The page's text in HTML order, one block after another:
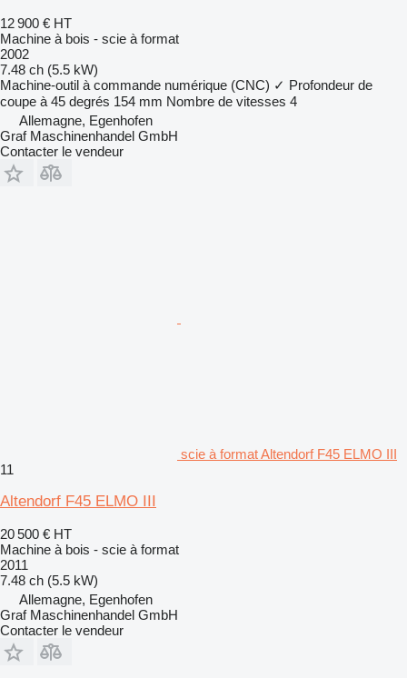
12 900 € HT
Machine à bois - scie à format
2002
7.48 ch (5.5 kW)
Machine-outil à commande numérique (CNC) ✓ Profondeur de
coupe à 45 degrés 154 mm Nombre de vitesses 4
Allemagne, Egenhofen
Graf Maschinenhandel GmbH
Contacter le vendeur
scie à format Altendorf F45 ELMO III
11
Altendorf F45 ELMO III
20 500 € HT
Machine à bois - scie à format
2011
7.48 ch (5.5 kW)
Allemagne, Egenhofen
Graf Maschinenhandel GmbH
Contacter le vendeur